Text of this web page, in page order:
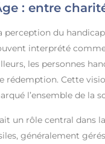
: entre
perception du
interprété
les personnes
rédemption. Cette
l’ensemble de la
un rôle central dans
généralement